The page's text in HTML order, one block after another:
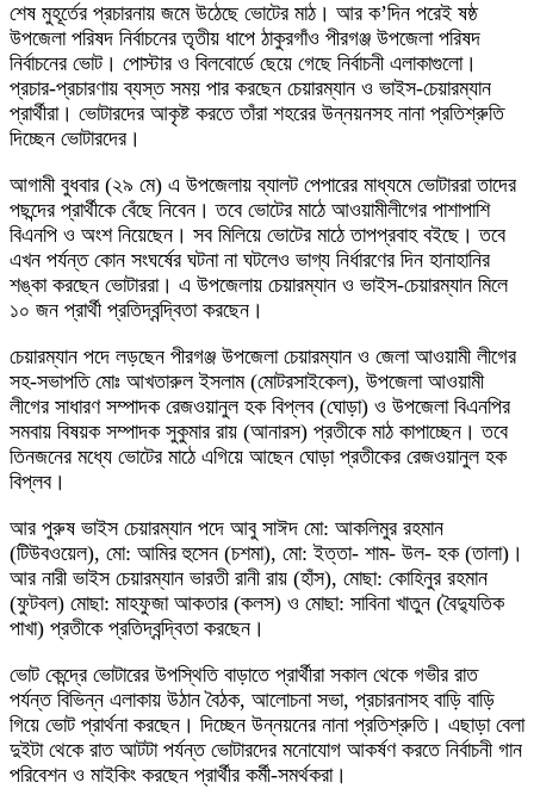
শেষ মুহূর্তের প্রচারনায় জমে উঠেছে ভোটের মাঠ। আর ক’দিন পরেই ষষ্ঠ
উপজেলা পরিষদ নির্বাচনের তৃতীয় ধাপে ঠাকুরগাঁও পীরগঞ্জ উপজেলা পরিষদ
নির্বাচনের ভোট। পোস্টার ও বিলবোর্ডে ছেয়ে গেছে নির্বাচনী এলাকাগুলো।
প্রচার-প্রচারণায় ব্যস্ত সময় পার করছেন চেয়ারম্যান ও ভাইস-চেয়ারম্যান
প্রার্থীরা। ভোটারদের আকৃষ্ট করতে তাঁরা শহরের উন্নয়নসহ নানা প্রতিশ্রুতি
দিচ্ছেন ভোটারদের।
আগামী বুধবার (২৯ মে) এ উপজেলায় ব্যালট পেপারের মাধ্যমে ভোটাররা তাদের
পছন্দের প্রার্থীকে বেঁছে নিবেন। তবে ভোটের মাঠে আওয়ামীলীগের পাশাপাশি
বিএনপি ও অংশ নিয়েছেন। সব মিলিয়ে ভোটের মাঠে তাপপ্রবাহ বইছে। তবে
এখন পর্যন্ত কোন সংঘর্ষের ঘটনা না ঘটলেও ভাগ্য নির্ধারণের দিন হানাহানির
শঙ্কা করছেন ভোটাররা। এ উপজেলায় চেয়ারম্যান ও ভাইস-চেয়ারম্যান মিলে
১০ জন প্রার্থী প্রতিদ্বন্দ্বিতা করছেন।
চেয়ারম্যান পদে লড়ছেন পীরগঞ্জ উপজেলা চেয়ারম্যান ও জেলা আওয়ামী লীগের
সহ-সভাপতি মোঃ আখতারুল ইসলাম (মোটরসাইকেল), উপজেলা আওয়ামী
লীগের সাধারণ সম্পাদক রেজওয়ানুল হক বিপ্লব (ঘোড়া) ও উপজেলা বিএনপির
সমবায় বিষয়ক সম্পাদক সুকুমার রায় (আনারস) প্রতীকে মাঠ কাপাচ্ছেন। তবে
তিনজনের মধ্যে ভোটের মাঠে এগিয়ে আছেন ঘোড়া প্রতীকের রেজওয়ানুল হক
বিপ্লব।
আর পুরুষ ভাইস চেয়ারম্যান পদে আবু সাঈদ মো: আকলিমুর রহমান
(টিউবওয়েল), মো: আমির হুসেন (চশমা), মো: ইত্তা- শাম- উল- হক (তালা)।
আর নারী ভাইস চেয়ারম্যান ভারতী রানী রায় (হাঁস), মোছা: কোহিনুর রহমান
(ফুটবল) মোছা: মাহফুজা আকতার (কলস) ও মোছা: সাবিনা খাতুন (বৈদ্যুতিক
পাখা) প্রতীকে প্রতিদ্বন্দ্বিতা করছেন।
ভোট কেন্দ্রে ভোটারের উপস্থিতি বাড়াতে প্রার্থীরা সকাল থেকে গভীর রাত
পর্যন্ত বিভিন্ন এলাকায় উঠান বৈঠক, আলোচনা সভা, প্রচারনাসহ বাড়ি বাড়ি
গিয়ে ভোট প্রার্থনা করছেন। দিচ্ছেন উন্নয়নের নানা প্রতিশ্রুতি। এছাড়া বেলা
দুইটা থেকে রাত আটটা পর্যন্ত ভোটারদের মনোযোগ আকর্ষণ করতে নির্বাচনী গান
পরিবেশন ও মাইকিং করছেন প্রার্থীর কর্মী-সমর্থকরা।